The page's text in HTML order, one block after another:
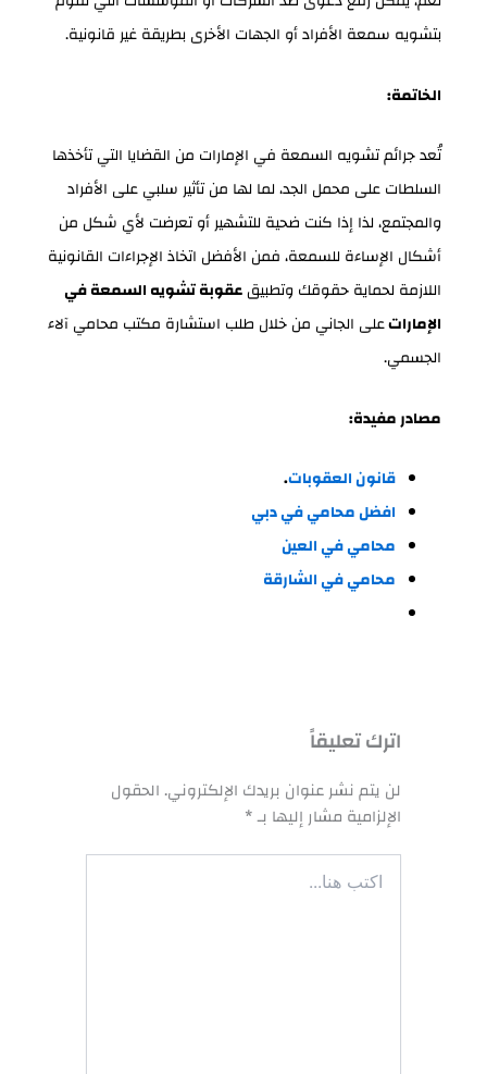
بتشويه سمعة الأفراد أو الجهات الأخرى بطريقة غير قانونية.
الخاتمة:
تُعد جرائم تشويه السمعة في الإمارات من القضايا التي تأخذها
السلطات على محمل الجد، لما لها من تأثير سلبي على الأفراد
والمجتمع، لذا إذا كنت ضحية للتشهير أو تعرضت لأي شكل من
أشكال الإساءة للسمعة، فمن الأفضل اتخاذ الإجراءات القانونية
اللازمة لحماية حقوقك وتطبيقعقوبة تشويه السمعة في
الإماراتعلى الجاني من خلال طلب استشارة مكتب محامي آلاء
الجسمي.
مصادر مفيدة:
قانون العقوبات.
افضل محامي في دبي
محامي في العين
محامي في الشارقة
اترك تعليقاً
لن يتم نشر عنوان بريدك الإلكتروني.الحقول
الإلزامية مشار إليها بـ*
اكتب
هنا...